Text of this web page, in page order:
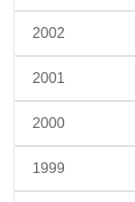
2002
2001
2000
1999